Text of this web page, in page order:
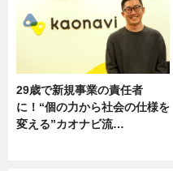
29歳で新規事業の責任者
に！“個の力から社会の仕様を
変える”カオナビ流…